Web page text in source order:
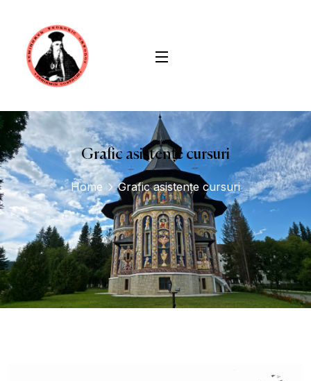
Grafic asistențe cursuri
Home Grafic asistențe cursuri